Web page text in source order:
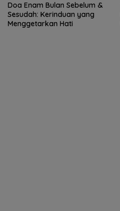
Doa Enam Bulan Sebelum &
Sesudah: Kerinduan yang
Menggetarkan Hati